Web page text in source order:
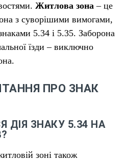
Житлова зона – це
з суворішими вимогами,
5.34 і 5.35. Заборона
їзди – виключно
ПРО ЗНАК
ЗНАКУ 5.34 НА
зоні також